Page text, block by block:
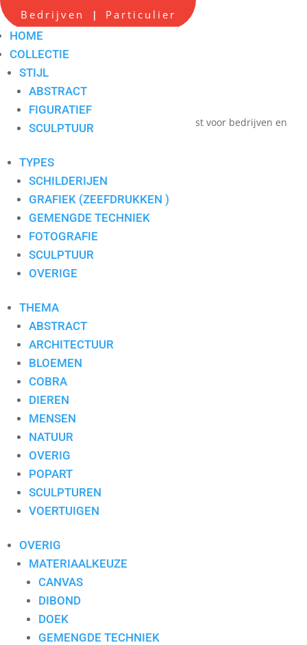
Bedrijven | Particulier
HOME
COLLECTIE
STIJL
ABSTRACT
FIGURATIEF
SCULPTUUR
TYPES
SCHILDERIJEN
GRAFIEK (ZEEFDRUKKEN )
GEMENGDE TECHNIEK
FOTOGRAFIE
SCULPTUUR
OVERIGE
THEMA
ABSTRACT
ARCHITECTUUR
BLOEMEN
COBRA
DIEREN
MENSEN
NATUUR
OVERIG
POPART
SCULPTUREN
VOERTUIGEN
OVERIG
MATERIAALKEUZE
CANVAS
DIBOND
DOEK
GEMENGDE TECHNIEK
Scherpe all-in prijzen
Hoge service op locatie
Maatwerk advies
Persoonlijk contact
één aanspreekpunt
Verkoop en verhuur van hedendaagse kunst voor bedrijven en
beige